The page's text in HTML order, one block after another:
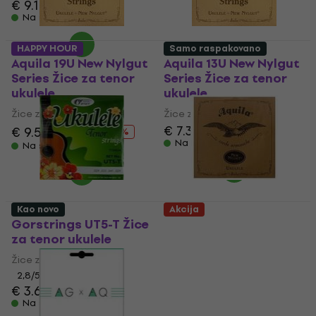
€ 9.19
Na stanju u skladištu
Aquila 19U New Nylgut
Series Žice za tenor
ukulele
Žice za tenor ukulele
€ 9.59€ 11.90
- 19 %
Na stanju u skladištu
Aquila 13U New Nylgut
Series Žice za tenor
ukulele
Žice za tenor ukulele
€ 7.39 € 8.59
Na stanju u skladištu
HAPPY HOUR
Gorstrings UT5-T Žice
za tenor ukulele
Žice za tenor ukulele
2,8/5
€ 3.69
Na stanju u skladištu
Samo raspakovano
Kao novo Akcija